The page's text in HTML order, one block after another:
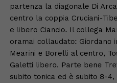
partenza la diagonale Di
centro la coppia Cruciani-
e libero Ciancio. Il collega
oramai collaudato: Giordano
Mearini e Borelli al centro,
Galetti libero. Parte bene
subito tonica ed è subito 8-4,